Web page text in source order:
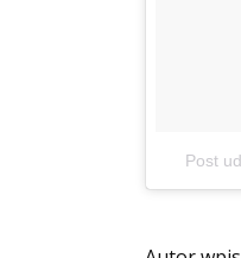
Post